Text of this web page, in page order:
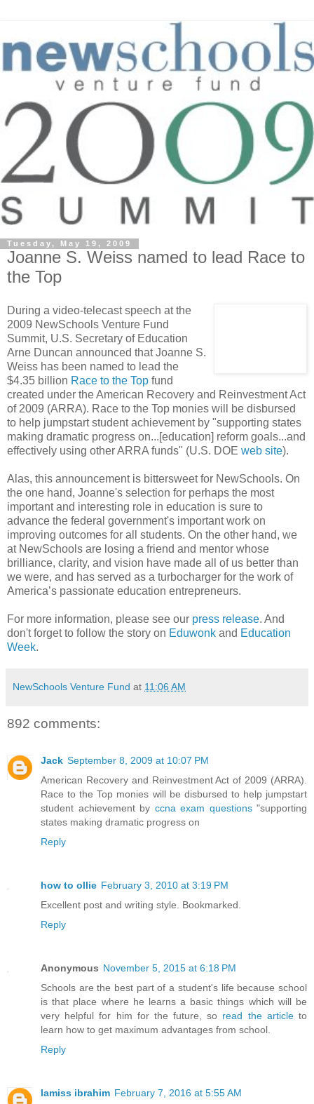
Tuesday, May 19, 2009
Joanne S. Weiss named to lead Race to
the Top
During a video-telecast speech at the
2009 NewSchools Venture Fund
Summit, U.S. Secretary of Education
Arne Duncan announced that Joanne S.
Weiss has been named to lead the
$4.35 billion Race to the Top fund
created under the American Recovery and Reinvestment Act
of 2009 (ARRA). Race to the Top monies will be disbursed
to help jumpstart student achievement by "supporting states
making dramatic progress on...[education] reform goals...and
effectively using other ARRA funds" (U.S. DOE web site).
Alas, this announcement is bittersweet for NewSchools. On
the one hand, Joanne's selection for perhaps the most
important and interesting role in education is sure to
advance the federal government's important work on
improving outcomes for all students. On the other hand, we
at NewSchools are losing a friend and mentor whose
brilliance, clarity, and vision have made all of us better than
we were, and has served as a turbocharger for the work of
America’s passionate education entrepreneurs.
For more information, please see our press release. And
don't forget to follow the story on Eduwonk and Education
Week.
NewSchools Venture Fund at 11:06 AM
892 comments:
Jack September 8, 2009 at 10:07 PM
American Recovery and Reinvestment Act of 2009 (ARRA).
Race to the Top monies will be disbursed to help jumpstart
student achievement by ccna exam questions"supporting
states making dramatic progress on
Reply
how to ollie February 3, 2010 at 3:19 PM
Excellent post and writing style. Bookmarked.
Reply
Anonymous November 5, 2015 at 6:18 PM
Schools are the best part of a student's life because school
is that place where he learns a basic things which will be
very helpful for him for the future, so read the articleto
learn how to get maximum advantages from school.
Reply
lamiss ibrahim February 7, 2016 at 5:55 AM